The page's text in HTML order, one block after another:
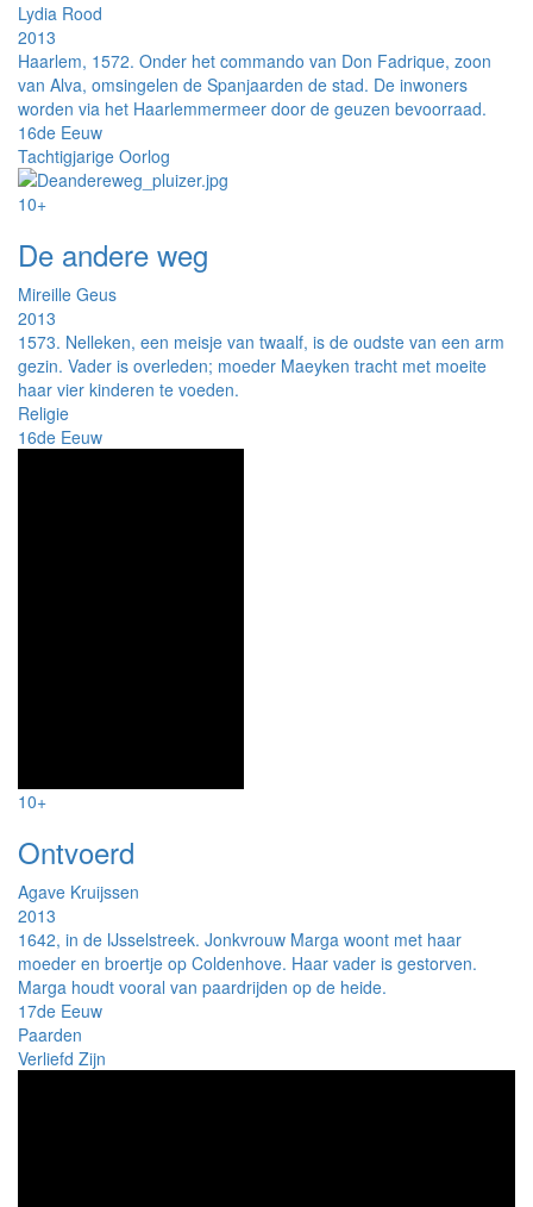
Lydia Rood
2013
Haarlem, 1572. Onder het commando van Don Fadrique, zoon
van Alva, omsingelen de Spanjaarden de stad. De inwoners
worden via het Haarlemmermeer door de geuzen bevoorraad.
16de Eeuw
Tachtigjarige Oorlog
10+
De andere weg
Mireille Geus
2013
1573. Nelleken, een meisje van twaalf, is de oudste van een arm
gezin. Vader is overleden; moeder Maeyken tracht met moeite
haar vier kinderen te voeden.
Religie
16de Eeuw
10+
Ontvoerd
Agave Kruijssen
2013
1642, in de IJsselstreek. Jonkvrouw Marga woont met haar
moeder en broertje op Coldenhove. Haar vader is gestorven.
Marga houdt vooral van paardrijden op de heide.
17de Eeuw
Paarden
Verliefd Zijn